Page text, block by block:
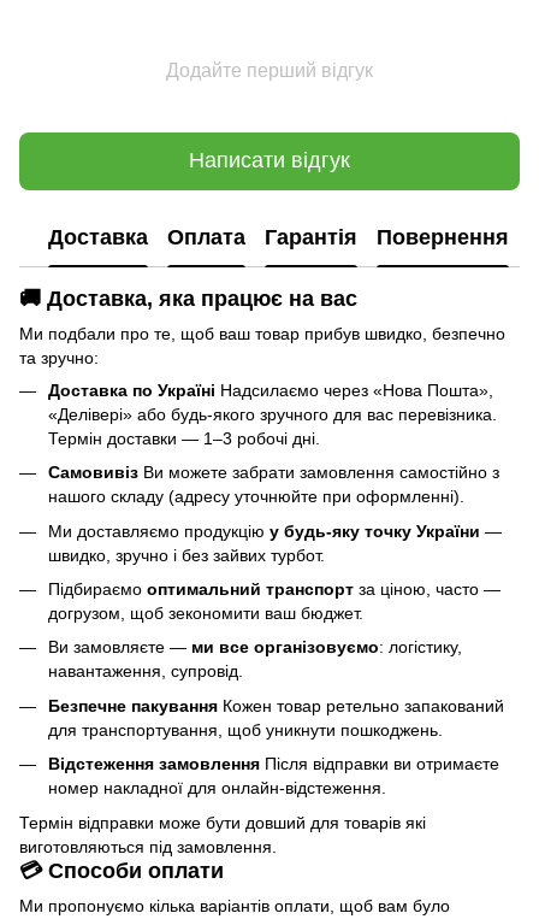
Додайте перший відгук
Написати відгук
Доставка Оплата Гарантія Повернення
🚚 Доставка, яка працює на вас
Ми подбали про те, щоб ваш товар прибув швидко, безпечно
та зручно:
Доставка по Україні Надсилаємо через «Нова Пошта»,
«Делівері» або будь-якого зручного для вас перевізника.
Термін доставки — 1–3 робочі дні.
Самовивіз Ви можете забрати замовлення самостійно з
нашого складу (адресу уточнюйте при оформленні).
Ми доставляємо продукцію у будь-яку точку України —
швидко, зручно і без зайвих турбот.
Підбираємо оптимальний транспорт за ціною, часто —
догрузом, щоб зекономити ваш бюджет.
Ви замовляєте — ми все організовуємо: логістику,
навантаження, супровід.
Безпечне пакування Кожен товар ретельно запакований
для транспортування, щоб уникнути пошкоджень.
Відстеження замовлення Після відправки ви отримаєте
номер накладної для онлайн-відстеження.
Термін відправки може бути довший для товарів які
виготовляються під замовлення.
💳 Способи оплати
Ми пропонуємо кілька варіантів оплати, щоб вам було